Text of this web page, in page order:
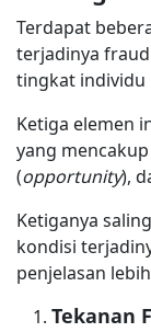
Terdapat
terjadinya
tingkat individu
Ketiga elemen
yang
(opportunity),
Ketiganya
kondisi
penjelasan
Tekanan